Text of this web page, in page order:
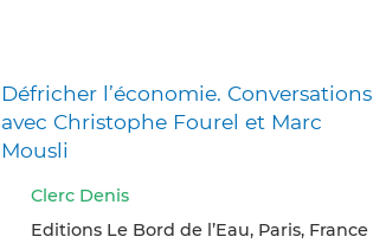
Défricher l’économie. Conversations
avec Christophe Fourel et Marc
Mousli
Clerc Denis
Editions Le Bord de l’Eau, Paris, France